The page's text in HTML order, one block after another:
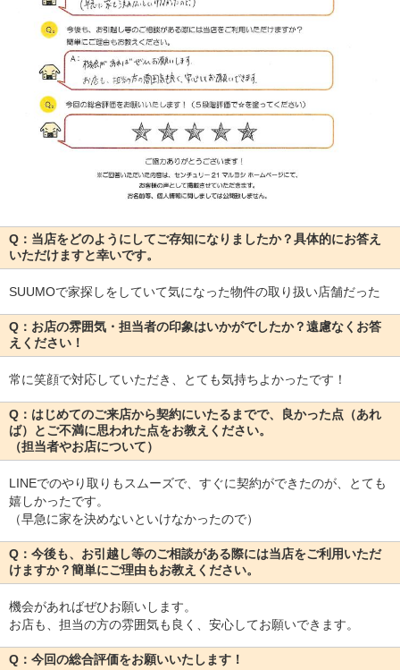
Q：当店をどのようにしてご存知になりましたか？具体的にお答え
いただけますと幸いです。
SUUMOで家探しをしていて気になった物件の取り扱い店舗だった
Q：お店の雰囲気・担当者の印象はいかがでしたか？遠慮なくお答
えください！
常に笑顔で対応していただき、とても気持ちよかったです！
Q：はじめてのご来店から契約にいたるまでで、良かった点（あれ
ば）とご不満に思われた点をお教えください。
（担当者やお店について）
LINEでのやり取りもスムーズで、すぐに契約ができたのが、とても
嬉しかったです。
（早急に家を決めないといけなかったので）
Q：今後も、お引越し等のご相談がある際には当店をご利用いただ
けますか？簡単にご理由もお教えください。
機会があればぜひお願いします。
お店も、担当の方の雰囲気も良く、安心してお願いできます。
Q：今回の総合評価をお願いいたします！